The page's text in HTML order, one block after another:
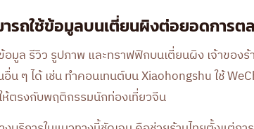
ารถใช้ข้อมูลบนเตี่ยนผิงต่อยอดการต
อมูล รีวิว รูปภาพ และทราฟฟิกบนเตี่ยนผิง เจ้าของ
น ๆ ได้ เช่น ทำคอนเทนต์บน Xiaohongshu ใช้
ห้ตรงกับพฤติกรรมนักท่องเที่ยวจีน